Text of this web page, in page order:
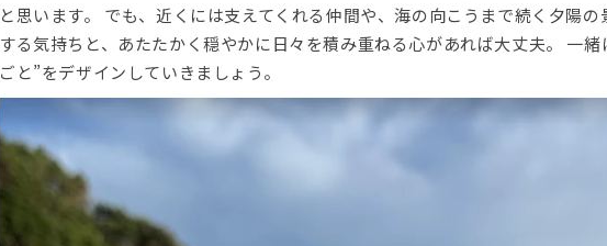
と思います。 でも、近くには支えてくれる仲間や、海の向こうまで続く夕陽
する気持ちと、あたたかく穏やかに日々を積み重ねる心があれば大丈夫。 一
ごと”をデザインしていきましょう。